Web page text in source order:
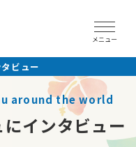
メニュー
ビュー
around the world
インタビュー